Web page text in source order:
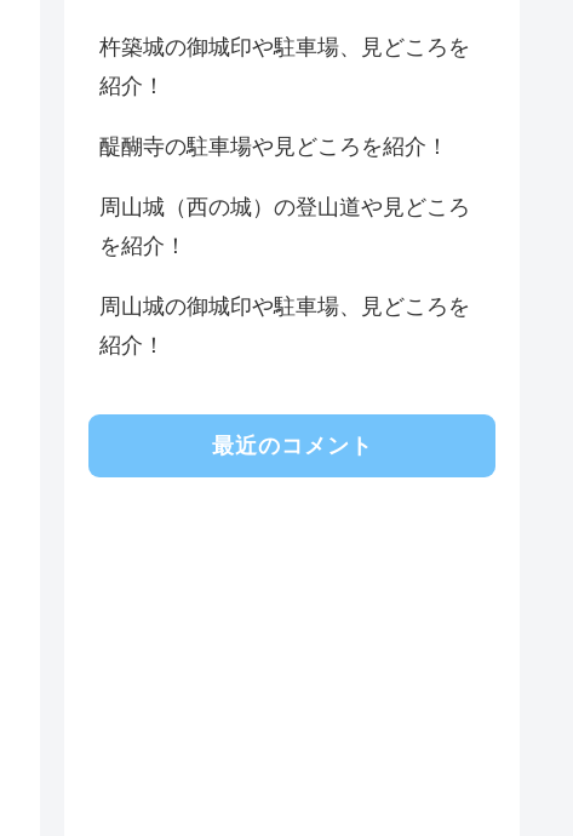
杵築城の御城印や駐車場、見どころを
紹介！
醍醐寺の駐車場や見どころを紹介！
周山城（西の城）の登山道や見どころ
を紹介！
周山城の御城印や駐車場、見どころを
紹介！
最近のコメント